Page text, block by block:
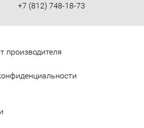
+7 (812) 748-18-73
производителя